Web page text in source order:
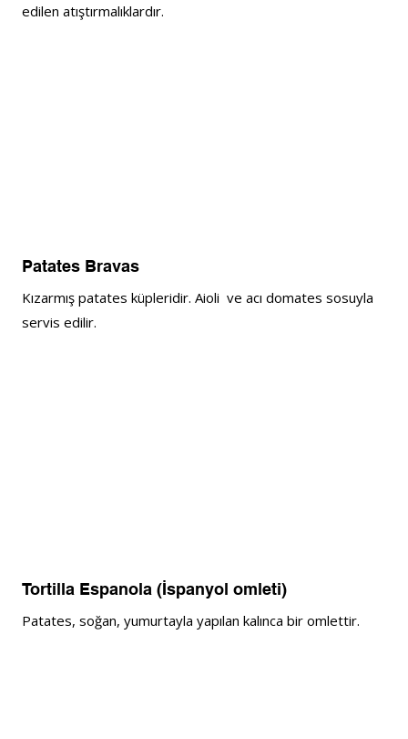
edilen atıştırmalıklardır.
Patates Bravas
Kızarmış patates küpleridir. Aioli  ve acı domates sosuyla
servis edilir.
Tortilla Espanola (İspanyol omleti)
Patates, soğan, yumurtayla yapılan kalınca bir omlettir.